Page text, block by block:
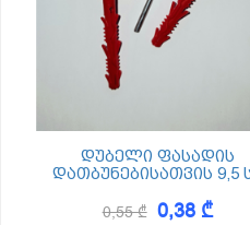
კედლის შემოსვები
Dekor
დუბელი ფასადის
დათბუნებისათვის 9,5
0,55 ₾ 0,38 ₾